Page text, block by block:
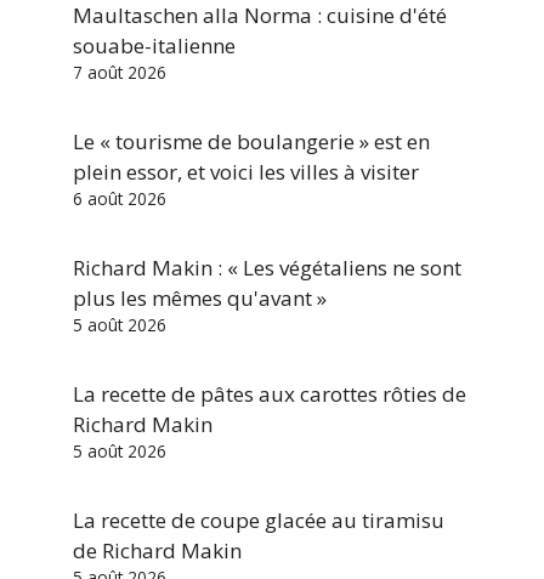
Maultaschen alla Norma : cuisine d'été
souabe-italienne
7 août 2026
Le « tourisme de boulangerie » est en
plein essor, et voici les villes à visiter
6 août 2026
Richard Makin : « Les végétaliens ne sont
plus les mêmes qu'avant »
5 août 2026
La recette de pâtes aux carottes rôties de
Richard Makin
5 août 2026
La recette de coupe glacée au tiramisu
de Richard Makin